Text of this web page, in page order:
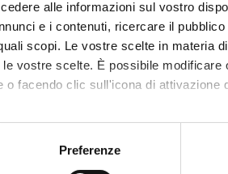
alle informazioni sul vostro
e i contenuti, ricercare il
scopi. Le vostre scelte in materia
vostre scelte. È possibile
o facendo clic sull'icona di attivazione
anche:
sulla tua posizione geografica, con
Preferenze